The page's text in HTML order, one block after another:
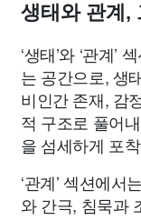
생태와 관계,
‘생태’와 ‘관계’
는 공간으로, 생
비인간 존재, 감
적 구조로 풀어
을 섬세하게 포
‘관계’ 섹션에서
와 간극, 침묵과